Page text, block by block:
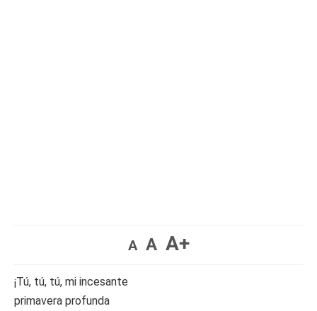
A A A+
¡Tú, tú, tú, mi incesante
primavera profunda